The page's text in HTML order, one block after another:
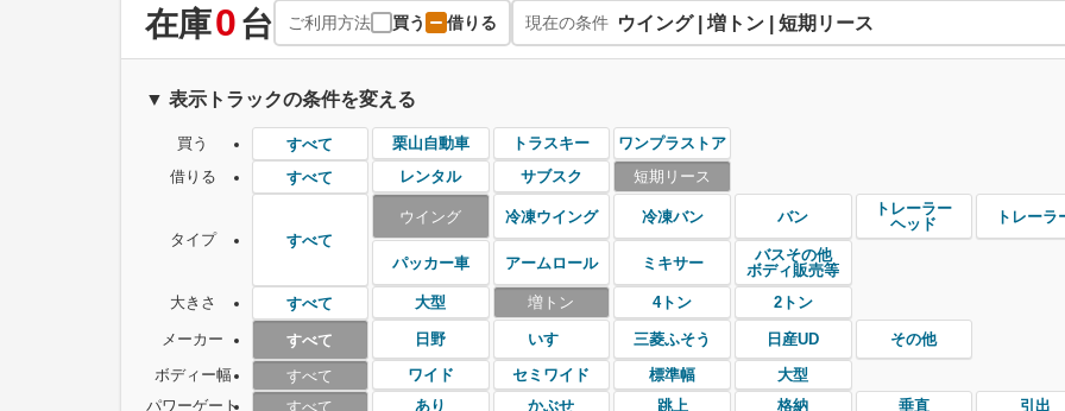
在庫0台 ご利用方法 買う 借りる 現在の条件 ウイング | 増トン | 短期リース
▼ 表示トラックの条件を変える
買う すべて 栗山自動車 トラスキー
ワンプラストア
借りる
すべて レンタル サブスク 短期リース
タイプ すべて
ウイング 冷凍ウイング 冷凍バン バン
トレーラー
ヘッド
トレーラ
パッカー車 アームロール ミキサー
バスその他
ボディ販売等
大きさ
すべて 大型 増トン 4トン 2トン
メーカー すべて 日野 いすゞ 三菱ふそう 日産UD
その他
ボディー幅
すべて ワイド セミワイド 標準幅
大型
パワーゲート
すべて あり かぶせ 跳上 格納 垂直 引出